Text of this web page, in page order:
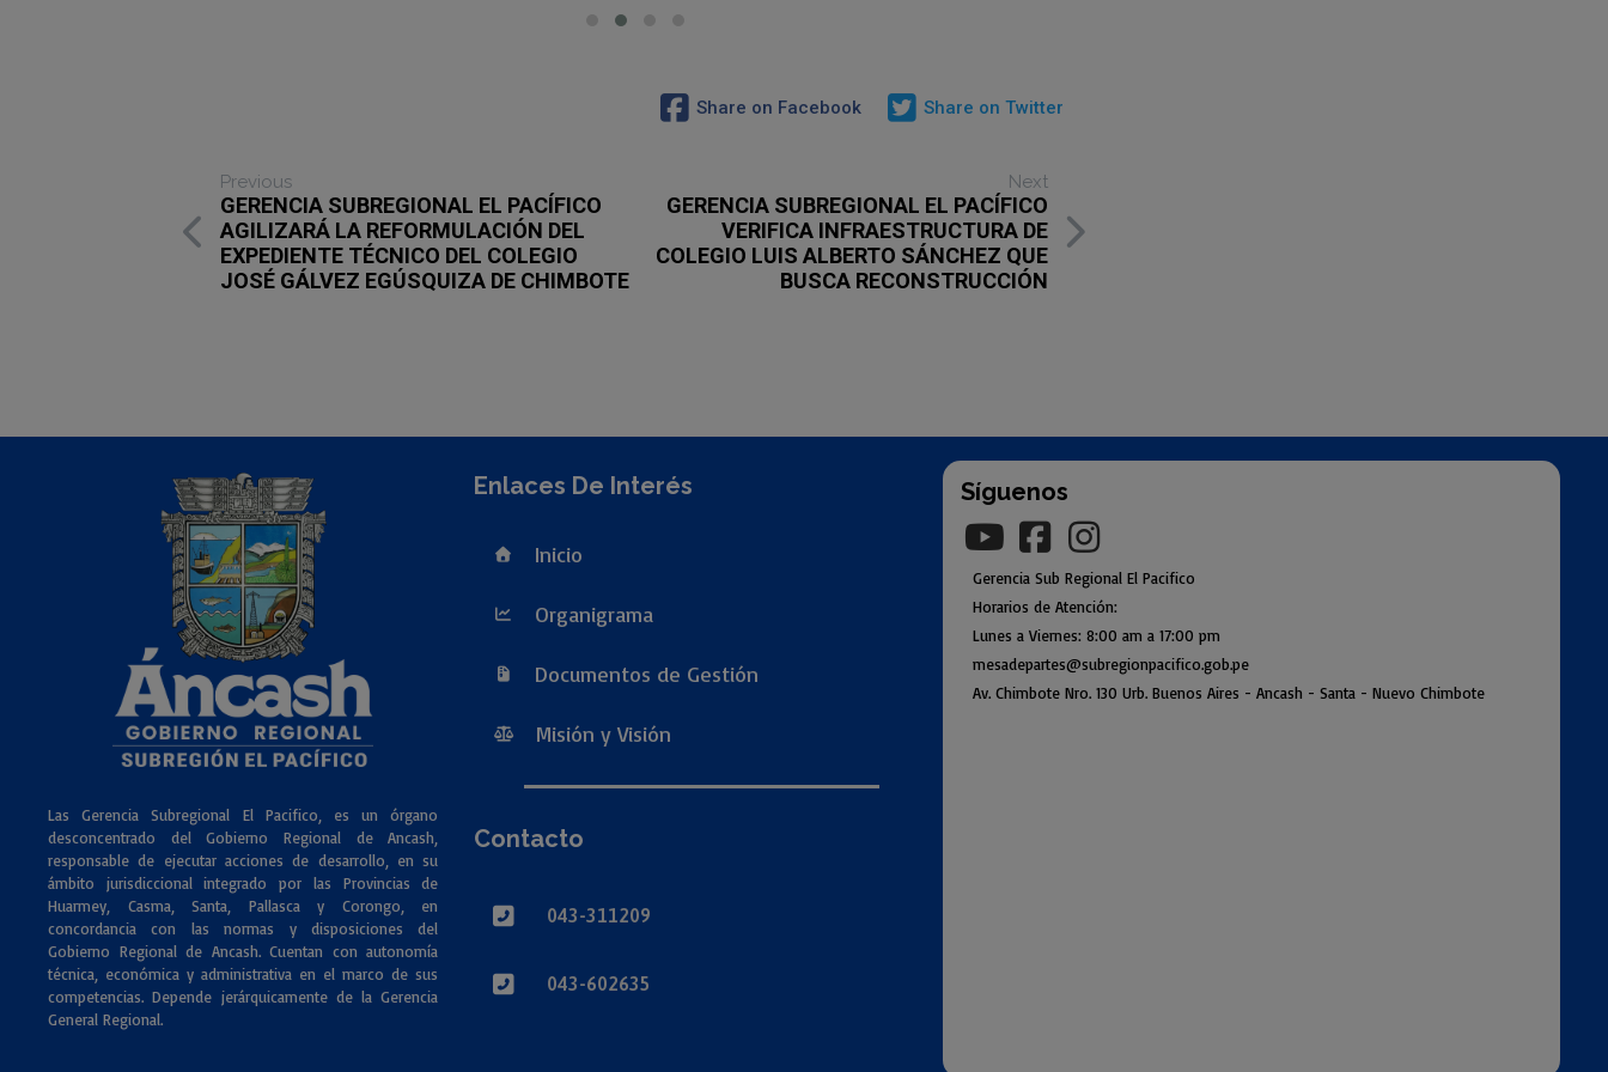
Share on Facebook Share on Twitter
Previous
GERENCIA SUBREGIONAL EL PACÍFICO
AGILIZARÁ LA REFORMULACIÓN DEL
EXPEDIENTE TÉCNICO DEL COLEGIO
JOSÉ GÁLVEZ EGÚSQUIZA DE CHIMBOTE
Next
GERENCIA SUBREGIONAL EL PACÍFICO
VERIFICA INFRAESTRUCTURA DE
COLEGIO LUIS ALBERTO SÁNCHEZ QUE
BUSCA RECONSTRUCCIÓN
Las Gerencia Subregional El Pacifico, es un órgano
desconcentrado del Gobierno Regional de Ancash,
responsable de ejecutar acciones de desarrollo, en su
ámbito jurisdiccional integrado por las Provincias de
Huarmey, Casma, Santa, Pallasca y Corongo, en
concordancia con las normas y disposiciones del
Gobierno Regional de Ancash. Cuentan con autonomía
técnica, económica y administrativa en el marco de sus
competencias. Depende jerárquicamente de la Gerencia
General Regional.
Enlaces De Interés
Inicio
Organigrama
Documentos de Gestión
Misión y Visión
Contacto
043-311209
043-602635
Síguenos
Gerencia Sub Regional El Pacifico
Horarios de Atención:
Lunes a Viernes: 8:00 am a 17:00 pm
mesadepartes@subregionpacifico.gob.pe
Av. Chimbote Nro. 130 Urb. Buenos Aires - Ancash - Santa - Nuevo Chimbote